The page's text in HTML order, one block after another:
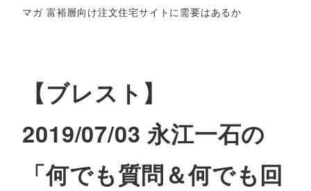
マガ 富裕層向け注文住宅サイトに需要はあるか
【ブレスト】
2019/07/03 永江一石の
「何でも質問＆何でも回